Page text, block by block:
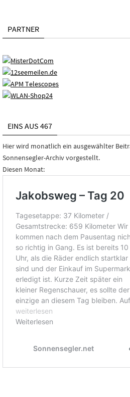
PARTNER
EINS AUS 467
Hier wird monatlich ein ausgewählter
Sonnensegler-Archiv vorgestellt.
Diesen Monat: